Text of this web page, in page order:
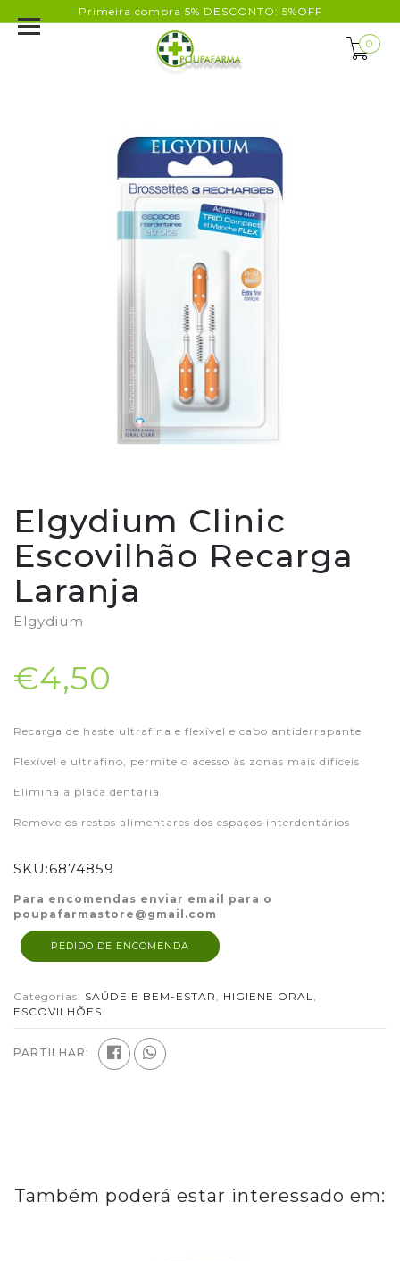
Primeira compra 5% DESCONTO: 5%OFF
0
Elgydium Clinic
Escovilhão Recarga
Laranja
Elgydium
€4,50
Recarga de haste ultrafina e flexível e cabo antiderrapante
Flexível e ultrafino, permite o acesso às zonas mais difíceis
Elimina a placa dentária
Remove os restos alimentares dos espaços interdentários
SKU:6874859
Para encomendas enviar email para o
poupafarmastore@gmail.com
PEDIDO DE ENCOMENDA
Categorias: SAÚDE E BEM-ESTAR , HIGIENE ORAL,
ESCOVILHÕES
PARTILHAR:
Também poderá estar interessado em: